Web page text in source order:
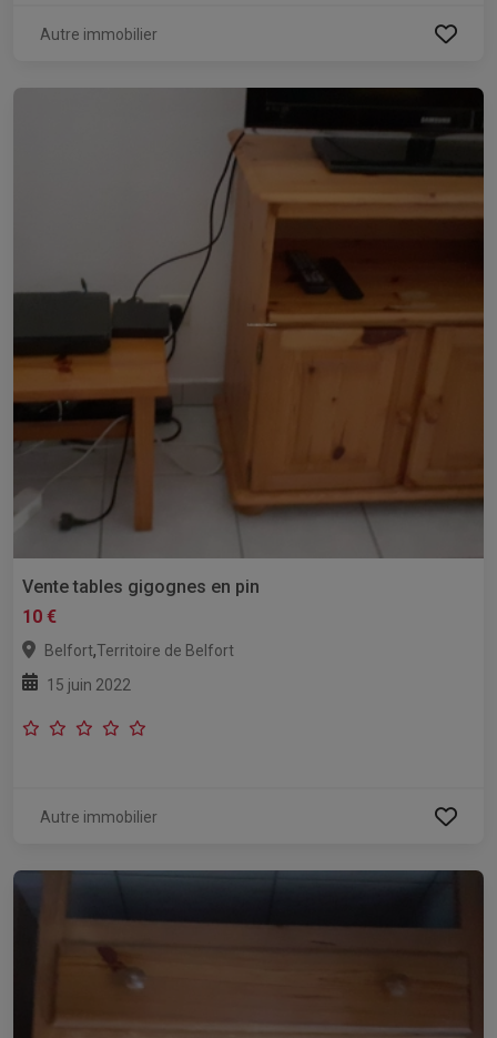
Autre immobilier
Vente tables gigognes en pin
10 €
Belfort,Territoire de Belfort
15 juin 2022
Autre immobilier